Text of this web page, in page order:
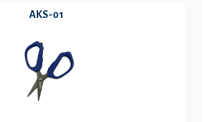
AKS-01